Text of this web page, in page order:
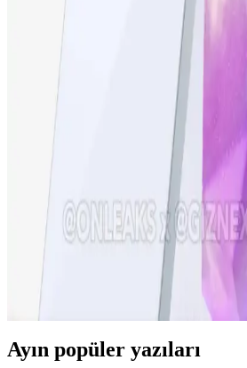
Samsung Galaxy S23 FE, yüksek
şık tasarımıyla uygun fiyatlı yeni nesil
kullanım ve profesyonel fotoğrafçılık için
iPhone 15 Pro ve Yeni Nesil
Performans ve Yenilikler
iPhone 15 Pro, gelişmiş ekran, güçlü
özellikleriyle öne çıkıyor. Tasarım ve
standartlar belirleyen bu model,
Samsung Galaxy A36 Özellikleri
Deneyimleri Analizi
Samsung Galaxy A36, güçlü ekran, iyi
dikkat çeken uygun fiyatlı akıllı telefon.
kullanıcı deneyimleri detaylarıyla
Ayın popüler yazıları